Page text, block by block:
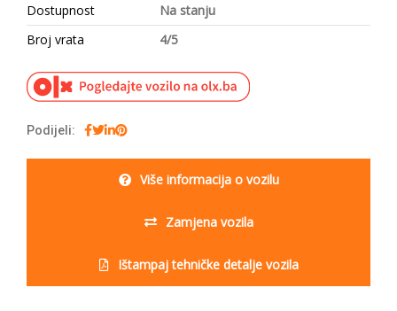
Dostupnost
Na stanju
Broj vrata
4/5
Podijeli:
Više informacija o vozilu
Zamjena vozila
Ištampaj tehničke detalje vozila